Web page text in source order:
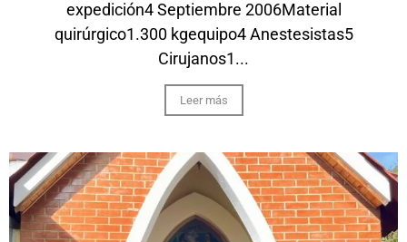
expedición4 Septiembre 2006Material
quirúrgico1.300 kgequipo4 Anestesistas5
Cirujanos1...
Leer más